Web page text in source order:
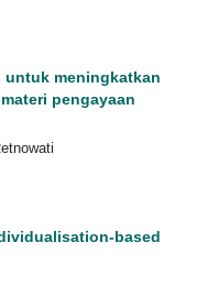
untuk meningkatkan
pengayaan
based